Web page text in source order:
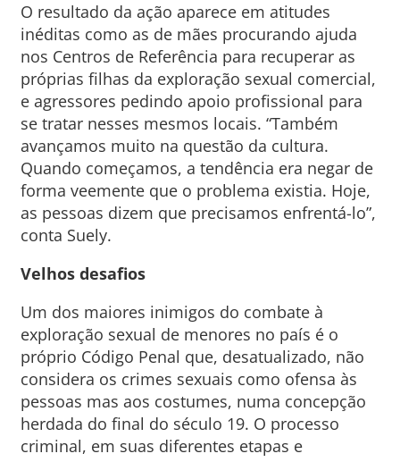
O resultado da ação aparece em atitudes
inéditas como as de mães procurando ajuda
nos Centros de Referência para recuperar as
próprias filhas da exploração sexual comercial,
e agressores pedindo apoio profissional para
se tratar nesses mesmos locais. “Também
avançamos muito na questão da cultura.
Quando começamos, a tendência era negar de
forma veemente que o problema existia. Hoje,
as pessoas dizem que precisamos enfrentá-lo”,
conta Suely.
Velhos desafios
Um dos maiores inimigos do combate à
exploração sexual de menores no país é o
próprio Código Penal que, desatualizado, não
considera os crimes sexuais como ofensa às
pessoas mas aos costumes, numa concepção
herdada do final do século 19. O processo
criminal, em suas diferentes etapas e